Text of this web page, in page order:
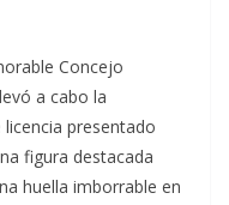
Concejo
a cabo la
presentado
figura destacada
huella imborrable en